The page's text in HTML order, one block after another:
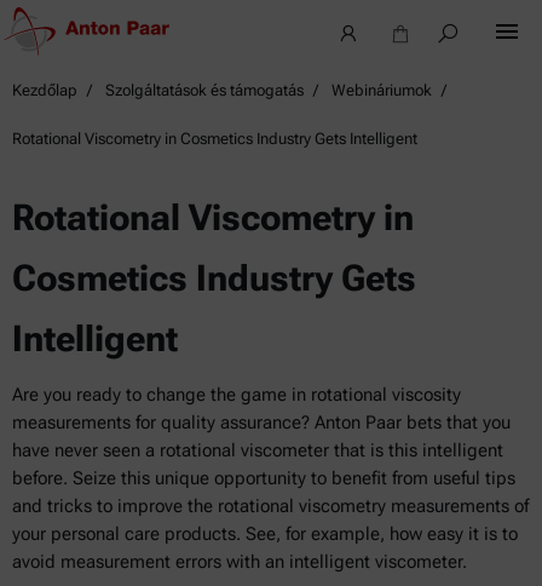
Kezdőlap Szolgáltatások és támogatás Webináriumok
Rotational Viscometry in Cosmetics Industry Gets Intelligent
Rotational Viscometry in
Cosmetics Industry Gets
Intelligent
Are you ready to change the game in rotational viscosity
measurements for quality assurance? Anton Paar bets that you
have never seen a rotational viscometer that is this intelligent
before. Seize this unique opportunity to benefit from useful tips
and tricks to improve the rotational viscometry measurements of
your personal care products. See, for example, how easy it is to
avoid measurement errors with an intelligent viscometer.